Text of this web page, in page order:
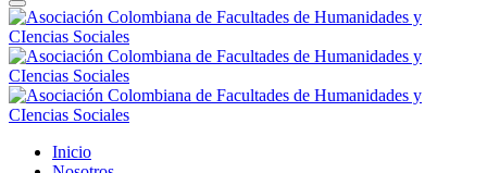
Inicio